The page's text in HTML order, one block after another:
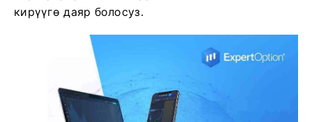
кирүүгө даяр болосуз.